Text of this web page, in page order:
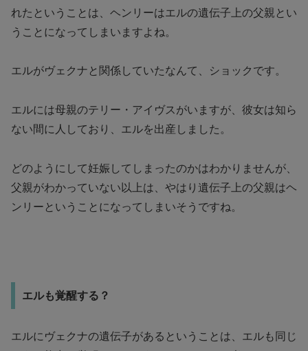
れたということは、ヘンリーはエルの遺伝子上の父親とい
うことになってしまいますよね。
エルがヴェクナと関係していたなんて、ショックです。
エルには母親のテリー・アイヴスがいますが、彼女は知ら
ない間に人しており、エルを出産しました。
どのようにして妊娠してしまったのかはわかりませんが、
父親がわかっていない以上は、やはり遺伝子上の父親はヘ
ンリーということになってしまいそうですね。
エルも覚醒する？
エルにヴェクナの遺伝子があるということは、エルも同じ